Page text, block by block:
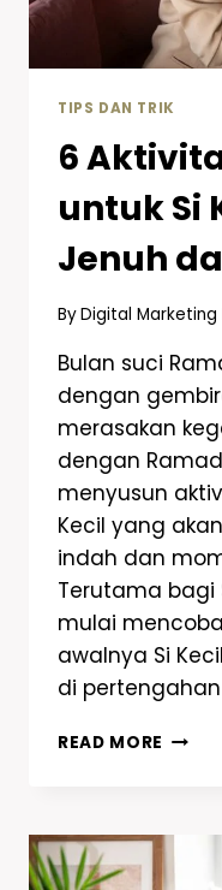
TIPS DAN TRIK
6
untuk Si
Jenuh
ByDigital
Bulan suci
dengan
merasakan
dengan
menyusun
Kecil yang
indah dan
Terutama bagi
mulai
awalnya Si
di
READ MORE